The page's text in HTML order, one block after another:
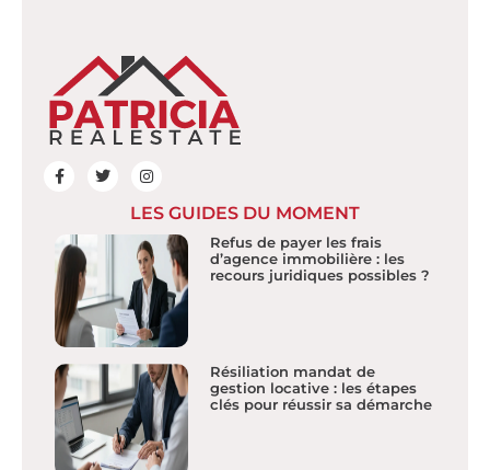
LES GUIDES DU MOMENT
Refus de payer les frais
d’agence immobilière : les
recours juridiques possibles ?
Résiliation mandat de
gestion locative : les étapes
clés pour réussir sa démarche